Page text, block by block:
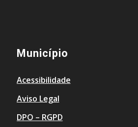
Município
Acessibilidade
Aviso Legal
DPO – RGPD